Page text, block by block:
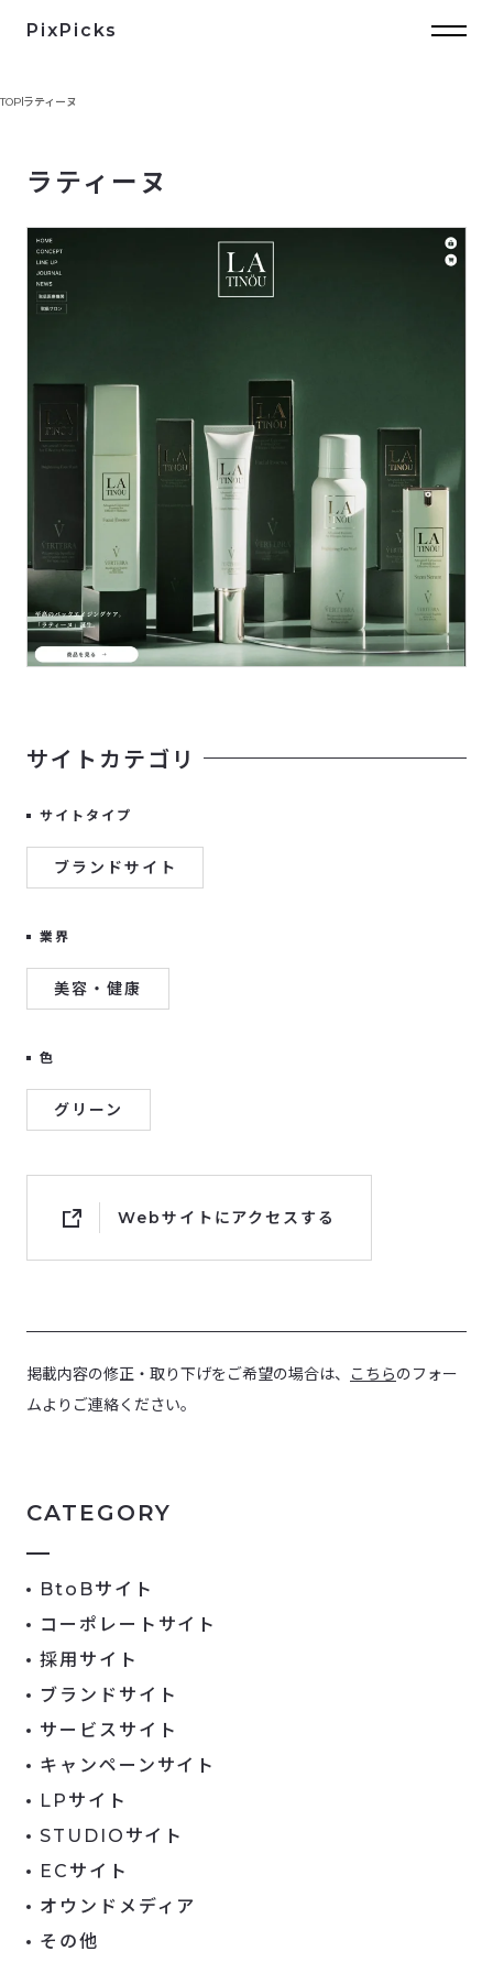
PixPicks
TOP ラティーヌ
ラティーヌ
サイトカテゴリ
サイトタイプ
ブランドサイト
業界
美容・健康
色
グリーン
Webサイトにアクセスする
掲載内容の修正・取り下げをご希望の場合は、 こちらのフォー
ムよりご連絡ください。
CATEGORY
BtoBサイト
コーポレートサイト
採用サイト
ブランドサイト
サービスサイト
キャンペーンサイト
LPサイト
STUDIOサイト
ECサイト
オウンドメディア
その他